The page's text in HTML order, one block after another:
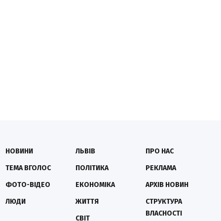
НОВИНИ
ТЕМА ВГОЛОС
ФОТО-ВІДЕО
ЛЮДИ
ЛЬВІВ
ПОЛІТИКА
ЕКОНОМІКА
ЖИТТЯ
СВІТ
ПРО НАС
РЕКЛАМА
АРХІВ НОВИН
СТРУКТУРА
ВЛАСНОСТІ